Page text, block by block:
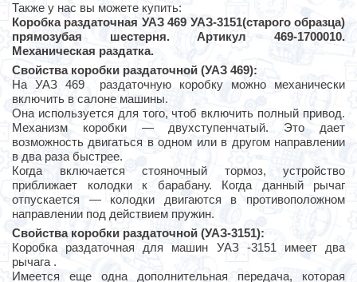
Также у нас вы можете купить:
Коробка раздаточная УАЗ 469 УАЗ-3151(старого образца)
прямозубая шестерня. Артикул 469-1700010.
Механическая раздатка.
Свойства коробки раздаточной (УАЗ 469):
На УАЗ 469 раздаточную коробку можно механически
включить в салоне машины.
Она используется для того, чтоб включить полный привод.
Механизм коробки — двухступенчатый. Это дает
возможность двигаться в одном или в другом направлении
в два раза быстрее.
Когда включается стояночный тормоз, устройство
приближает колодки к барабану. Когда данный рычаг
отпускается — колодки двигаются в противоположном
направлении под действием пружин.
Свойства коробки раздаточной (УАЗ-3151):
Коробка раздаточная для машин УАЗ -3151 имеет два
рычага .
Имеется еще одна дополнительная передача, которая